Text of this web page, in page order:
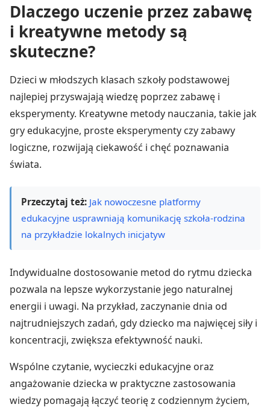
Dlaczego uczenie przez zabawę
i kreatywne metody są
skuteczne?
Dzieci w młodszych klasach szkoły podstawowej
najlepiej przyswajają wiedzę poprzez zabawę i
eksperymenty. Kreatywne metody nauczania, takie jak
gry edukacyjne, proste eksperymenty czy zabawy
logiczne, rozwijają ciekawość i chęć poznawania
świata.
Przeczytaj też: Jak nowoczesne platformy
edukacyjne usprawniają komunikację szkoła-rodzina
na przykładzie lokalnych inicjatyw
Indywidualne dostosowanie metod do rytmu dziecka
pozwala na lepsze wykorzystanie jego naturalnej
energii i uwagi. Na przykład, zaczynanie dnia od
najtrudniejszych zadań, gdy dziecko ma najwięcej siły i
koncentracji, zwiększa efektywność nauki.
Wspólne czytanie, wycieczki edukacyjne oraz
angażowanie dziecka w praktyczne zastosowania
wiedzy pomagają łączyć teorię z codziennym życiem,